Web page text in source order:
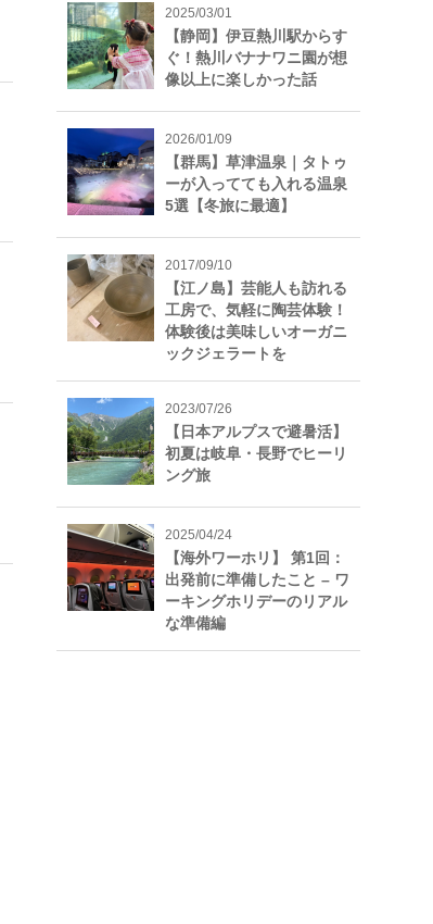
2025/03/01
【静岡】伊豆熱川駅からす
ぐ！熱川バナナワニ園が想
像以上に楽しかった話
2026/01/09
【群馬】草津温泉｜タトゥ
ーが入ってても入れる温泉
5選【冬旅に最適】
2017/09/10
【江ノ島】芸能人も訪れる
工房で、気軽に陶芸体験！
体験後は美味しいオーガニ
ックジェラートを
2023/07/26
【日本アルプスで避暑活】
初夏は岐阜・長野でヒーリ
ング旅
2025/04/24
【海外ワーホリ】 第1回：
出発前に準備したこと – ワ
ーキングホリデーのリアル
な準備編